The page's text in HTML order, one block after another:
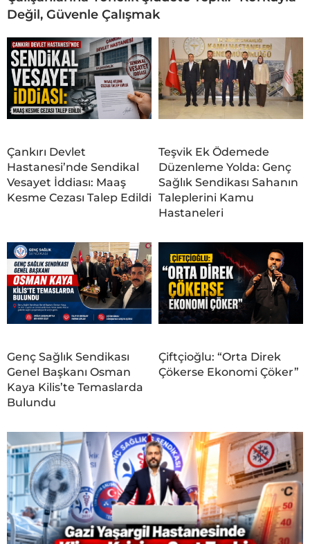
Değil, Güvenle Çalışmak
Çankırı Devlet
Hastanesi’nde Sendikal
Vesayet İddiası: Maaş
Kesme Cezası Talep Edildi
Teşvik Ek Ödemede
Düzenleme Yolda: Genç
Sağlık Sendikası Sahanın
Taleplerini Kamu
Hastaneleri
Genç Sağlık Sendikası
Genel Başkanı Osman
Kaya Kilis’te Temaslarda
Bulundu
Çiftçioğlu: “Orta Direk
Çökerse Ekonomi Çöker”